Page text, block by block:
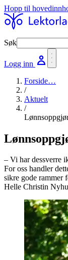
Hopp til
Søk
Logg inn
Forside…
/
Aktuelt
/
– Vi har dessverre
For oss handler
sikre gode rammer
Helle Christin